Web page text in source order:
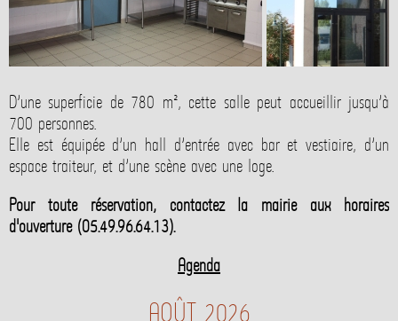
D’une superficie de 780 m², cette salle peut accueillir jusqu’à
700 personnes.
Elle est équipée d’un hall d’entrée avec bar et vestiaire, d’un
espace traiteur, et d’une scène avec une loge.
Pour toute réservation, contactez la mairie aux horaires
d'ouverture (05.49.96.64.13).
Agenda
AOÛT 2026